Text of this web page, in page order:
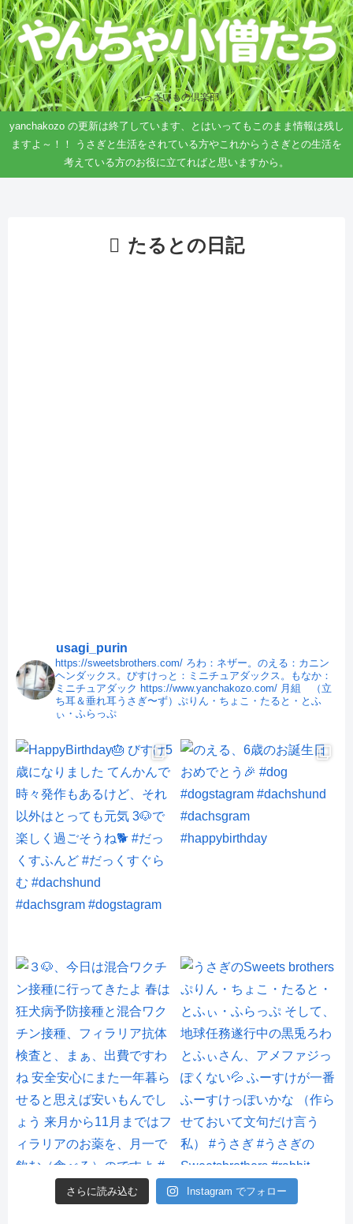
ちっさいもの倶楽部
yanchakozo の更新は終了しています、とはいってもこのまま情報は残し
ますよ～！！ うさぎと生活をされている方やこれからうさぎとの生活を
考えている方のお役に立てればと思いますから。
たるとの日記
usagi_purin
https://sweetsbrothers.com/ ろわ：ネザー。のえる：カニン
ヘンダックス。びすけっと：ミニチュアダックス。もなか：
ミニチュアダック https://www.yanchakozo.com/ 月組 （立
ち耳＆垂れ耳うさぎ〜ず）ぷりん・ちょこ・たると・とふ
ぃ・ふらっぷ
さらに読み込む Instagram でフォロー